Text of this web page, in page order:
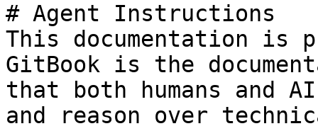
# Agent Instructions
This documentation is
GitBook is the
that both humans and
and reason over